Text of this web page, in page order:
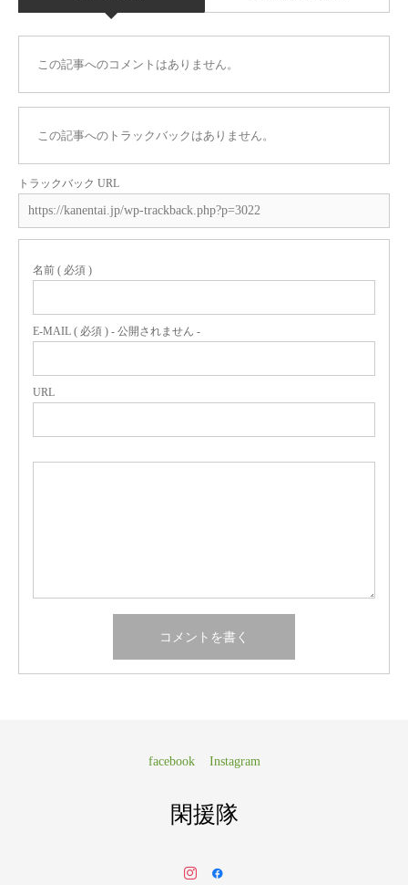
この記事へのコメントはありません。
この記事へのトラックバックはありません。
トラックバック URL
名前 ( 必須 )
E-MAIL ( 必須 ) - 公開されません -
URL
facebook Instagram
閑援隊